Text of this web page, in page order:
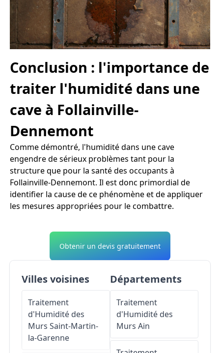
Conclusion : l'importance de
traiter l'humidité dans une
cave à Follainville-
Dennemont
Comme démontré, l'humidité dans une cave
engendre de sérieux problèmes tant pour la
structure que pour la santé des occupants à
Follainville-Dennemont. Il est donc primordial de
identifier la cause de ce phénomène et de appliquer
les mesures appropriées pour le combattre.
Obtenir un devis gratuitement
Villes voisines
Traitement
d'Humidité des
Murs Saint-Martin-
la-Garenne
Départements
Traitement
d'Humidité des
Murs Ain